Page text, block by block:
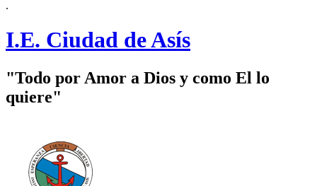
.
I.E. Ciudad de Asís
"Todo por Amor a Dios y como El lo
quiere"